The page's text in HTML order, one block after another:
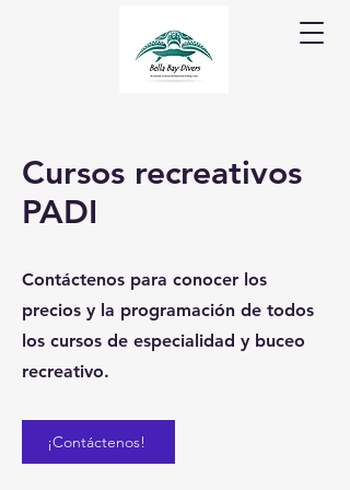
Cursos recreativos
PADI
Contáctenos para conocer los
precios y la programación de todos
los cursos de especialidad y buceo
recreativo.
¡Contáctenos!